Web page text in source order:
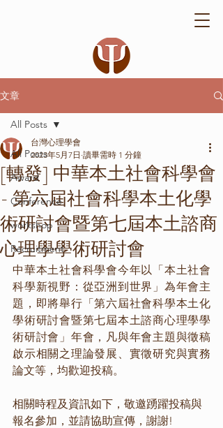
文章
All Posts
Award
Conference
workshop
Recruitment
All Posts
[轉發] 中華本土社會科學會
- 第六屆社會科學本土化學
術研討會暨第七屆本土諮商
心理學學術研討會
台灣心理學會
2023年5月7日 讀畢需時 1 分鐘
中華本土社會科學會今年以「本土社會
科學新視野：從亞洲到世界」為年會主
題，即將舉行「第六屆社會科學本土化
學術研討會暨第七屆本土諮商心理學學
術研討會」年會，凡與年會主題與徵稿
啟示相關之理論發展、實徵研究與實務
論文等，均歡迎投稿。
相關時程及資訊如下，敬邀踴躍投稿與
報名參加，並請協助宣傳，謝謝!